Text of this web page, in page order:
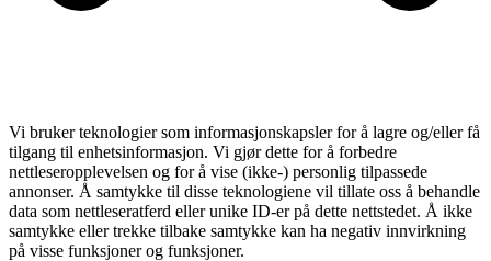
Vi bruker teknologier som informasjonskapsler for å lagre og/eller få
tilgang til enhetsinformasjon. Vi gjør dette for å forbedre
nettleseropplevelsen og for å vise (ikke-) personlig tilpassede
annonser. Å samtykke til disse teknologiene vil tillate oss å behandle
data som nettleseratferd eller unike ID-er på dette nettstedet. Å ikke
samtykke eller trekke tilbake samtykke kan ha negativ innvirkning
på visse funksjoner og funksjoner.